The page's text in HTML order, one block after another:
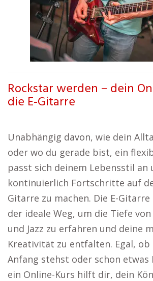
Rockstar werden – dein
die E-Gitarre
Unabhängig davon, wie dein
oder wo du gerade bist, ein
passt sich deinem Lebensstil
kontinuierlich Fortschritte auf
Gitarre zu machen. Die E-
der ideale Weg, um die Tiefe von
und Jazz zu erfahren und deine
Kreativität zu entfalten. Egal, ob
Anfang stehst oder schon etwas
ein Online-Kurs hilft dir, dein